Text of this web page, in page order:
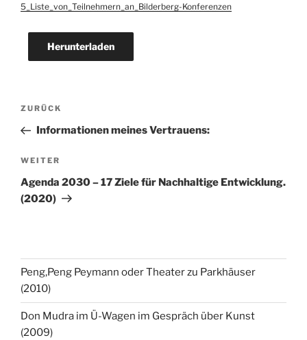
5_Liste_von_Teilnehmern_an_Bilderberg-Konferenzen
Herunterladen
Beitragsnavigation
Vorheriger
Beitrag
ZURÜCK
Informationen meines Vertrauens:
Nächster
Beitrag
WEITER
Agenda 2030 – 17 Ziele für Nachhaltige Entwicklung.
(2020)
Peng,Peng Peymann oder Theater zu Parkhäuser
(2010)
Don Mudra im Ü-Wagen im Gespräch über Kunst
(2009)